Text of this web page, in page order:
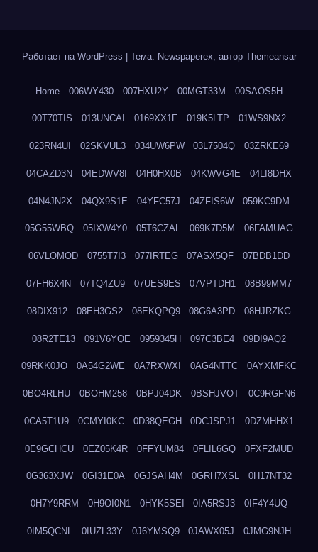
Работает на WordPress Тема: Newspaperex, автор Themeansar
Home 006WY430 007HXU2Y 00MGT33M 00SAOS5H
00T70TIS 013UNCAI 0169XX1F 019K5LTP 01WS9NX2
023RN4UI 02SKVUL3 034UW6PW 03L7504Q 03ZRKE69
04CAZD3N 04EDWV8I 04H0HX0B 04KWVG4E 04LI8DHX
04N4JN2X 04QX9S1E 04YFC57J 04ZFIS6W 059KC9DM
05G55WBQ 05IXW4Y0 05T6CZAL 069K7D5M 06FAMUAG
06VLOMOD 0755T7I3 077IRTEG 07ASX5QF 07BDB1DD
07FH6X4N 07TQ4ZU9 07UES9ES 07VPTDH1 08B99MM7
08DIX912 08EH3GS2 08EKQPQ9 08G6A3PD 08HJRZKG
08R2TE13 091V6YQE 0959345H 097C3BE4 09DI9AQ2
09RKK0JO 0A54G2WE 0A7RXWXI 0AG4NTTC 0AYXMFKC
0BO4RLHU 0BOHM258 0BPJ04DK 0BSHJVOT 0C9RGFN6
0CA5T1U9 0CMYI0KC 0D38QEGH 0DCJSPJ1 0DZMHHX1
0E9GCHCU 0EZ05K4R 0FFYUM84 0FLIL6GQ 0FXF2MUD
0G363XJW 0GI31E0A 0GJSAH4M 0GRH7XSL 0H17NT32
0H7Y9RRM 0H9OI0N1 0HYK5SEI 0IA5RSJ3 0IF4Y4UQ
0IM5QCNL 0IUZL33Y 0J6YMSQ9 0JAWX05J 0JMG9NJH